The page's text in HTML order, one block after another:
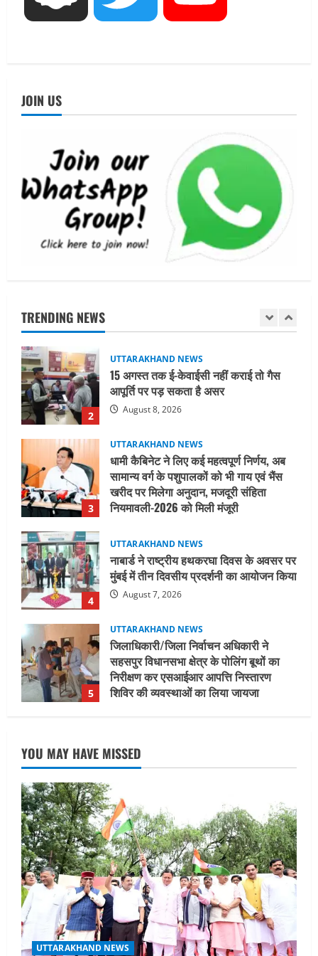
JOIN US
TRENDING NEWS
नाबार्ड ने राष्ट्रीय हथकरघा दिवस के अवसर पर
सहसपुर विधानसभा क्षेत्र के पोलिंग बूथों का
निरीक्षण कर एसआईआर आपत्ति निस्तारण
शिविर की व्यवस्थाओं का लिया जायजा
August 6, 2026
1
UTTARAKHAND NEWS
मुख्यमंत्री ने हर घर तिरंगा यात्रा कार्यक्रम में
किया प्रतिभाग
August 9, 2026
2 August 8, 2026
3
UTTARAKHAND NEWS
धामी कैबिनेट ने लिए कई महत्वपूर्ण निर्णय, अब
सामान्य वर्ग के पशुपालकों को भी गाय एवं भैंस
खरीद पर मिलेगा अनुदान, मजदूरी संहिता
August 7, 2026
4
UTTARAKHAND NEWS
नाबार्ड ने राष्ट्रीय हथकरघा दिवस के अवसर पर
मुंबई में तीन दिवसीय प्रदर्शनी का आयोजन किया
August 7, 2026
5
UTTARAKHAND NEWS
जिलाधिकारी/जिला निर्वाचन अधिकारी ने
सहसपुर विधानसभा क्षेत्र के पोलिंग बूथों का
निरीक्षण कर एसआईआर आपत्ति निस्तारण
August 6, 2026
1
UTTARAKHAND NEWS
मुख्यमंत्री ने हर घर तिरंगा यात्रा कार्यक्रम में
किया प्रतिभाग
August 9, 2026
2
15 अगस्त तक ई-केवाईसी नहीं कराई तो गैस
आपूर्ति पर पड़ सकता है असर
3
UTTARAKHAND NEWS
धामी कैबिनेट ने लिए कई महत्वपूर्ण निर्णय, अब
सामान्य वर्ग के पशुपालकों को भी गाय एवं भैंस
खरीद पर मिलेगा अनुदान, मजदूरी संहिता
नियमावली-2026 को मिली मंजूरी
August 7, 2026
UTTARAKHAND NEWS
नाबार्ड ने राष्ट्रीय हथकरघा दिवस के अवसर पर
YOU MAY HAVE MISSED
UTTARAKHAND NEWS